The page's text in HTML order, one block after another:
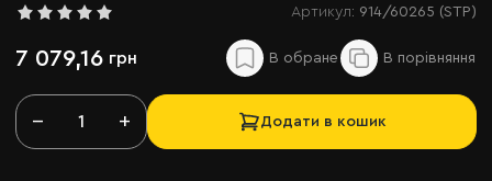
Артикул: 914/60265 (STP)
7 079,16 грн
− + Додати в кошик